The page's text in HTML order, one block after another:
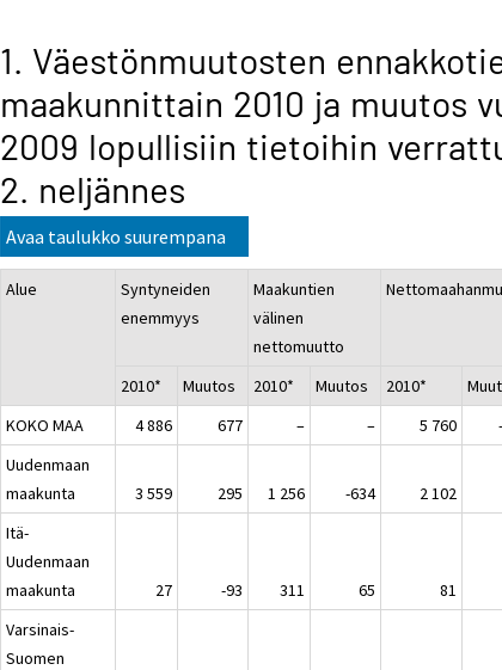
1. Väestönmuutosten
maakunnittain 2010 ja muutos
2009 lopullisiin tietoihin
2. neljännes
Avaa taulukko suurempana
Alue
Syntyneiden
enemmyys
Maakuntien
välinen
nettomuutto
2010* Muutos 2010* Muutos 2010*
KOKO MAA
4 886 677 – – 5 760
Uudenmaan
maakunta
3 559 295 1 256 -634 2 102
Itä-
Uudenmaan
maakunta
27 -93 311 65 81
Varsinais-
Suomen